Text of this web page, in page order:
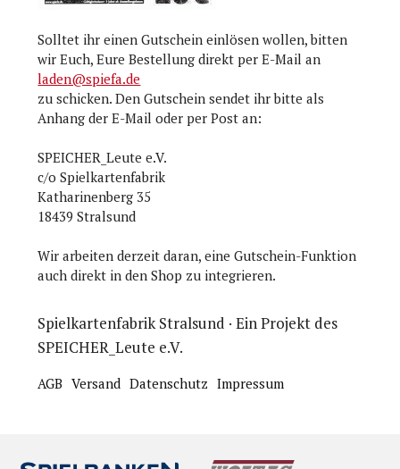
Solltet ihr einen Gutschein einlösen wollen, bitten
wir Euch, Eure Bestellung direkt per E-Mail an
laden@spiefa.de
zu schicken. Den Gutschein sendet ihr bitte als
Anhang der E-Mail oder per Post an:
SPEICHER_Leute e.V.
c/o Spielkartenfabrik
Katharinenberg 35
18439 Stralsund
Wir arbeiten derzeit daran, eine Gutschein-Funktion
auch direkt in den Shop zu integrieren.
Spielkartenfabrik Stralsund · Ein Projekt des
SPEICHER_Leute e.V.
AGB Versand Datenschutz Impressum